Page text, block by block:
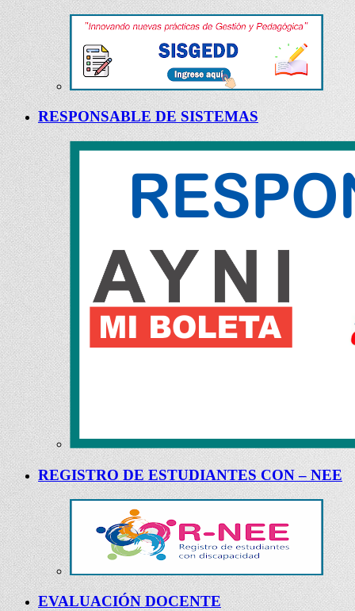
RESPONSABLE DE SISTEMAS
REGISTRO DE ESTUDIANTES CON – NEE
EVALUACIÓN DOCENTE